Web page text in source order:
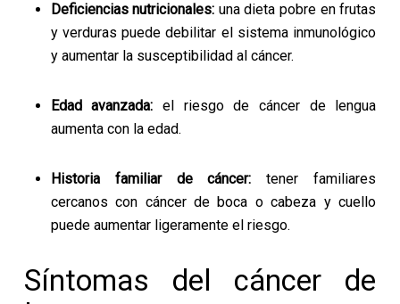
Deficiencias nutricionales: una dieta pobre en frutas
y verduras puede debilitar el sistema inmunológico
y aumentar la susceptibilidad al cáncer.
Edad avanzada:el riesgo de cáncer de lengua
aumenta con la edad.
Historia familiar de cáncer:tener familiares
cercanos con cáncer de boca o cabeza y cuello
puede aumentar ligeramente el riesgo.
Síntomas del cáncer de